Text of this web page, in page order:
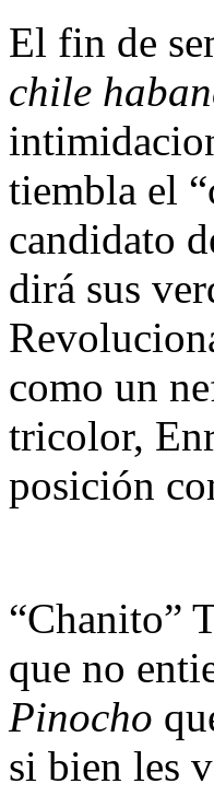
El fin de
chile
tiembla el
candidato
dirá sus
como un
tricolor,
posición
“Chanito”
que no
Pinocho
si bien les